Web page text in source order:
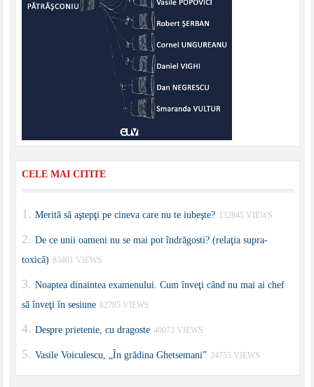
CELE MAI CITITE
Merită să aştepţi pe cineva care nu te iubeşte? 132845 VIEWS
De ce unii oameni nu se mai pot îndrăgosti? (relaţia supra-
toxică) 83401 VIEWS
Noaptea dinaintea examenului. Cum înveţi când nu mai ai chef
să înveţi în sesiune 82785 VIEWS
Despre prietenie, cu dragoste 40073 VIEWS
Vasile Voiculescu, „În grădina Ghetsemani” 24755 VIEWS